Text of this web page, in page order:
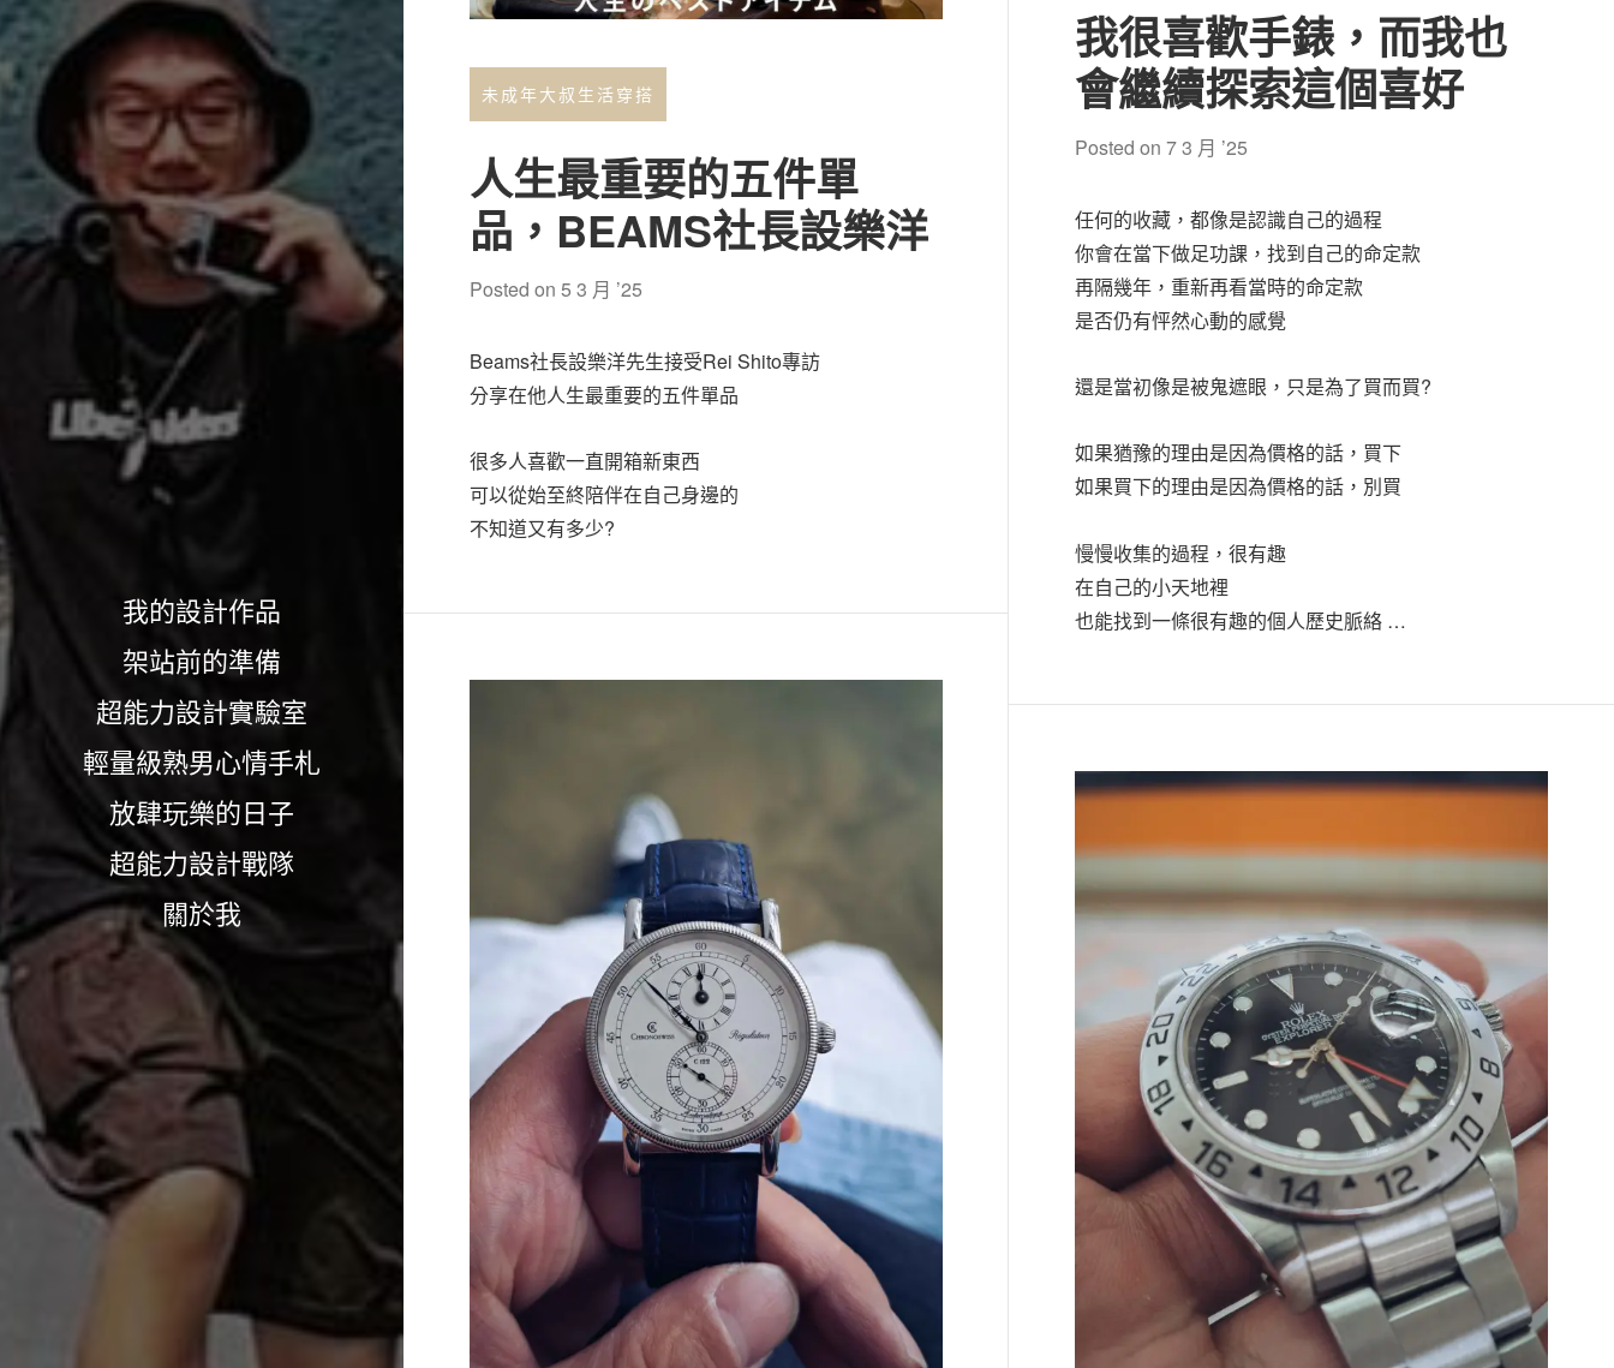
我的設計作品
架站前的準備
超能力設計實驗室
輕量級熟男心情手札
放肆玩樂的日子
超能力設計戰隊
關於我
我很喜歡手錶，而我也
會繼續探索這個喜好
Posted on7 3 月 ’25
任何的收藏，都像是認識自己的過程
你會在當下做足功課，找到自己的命定款
再隔幾年，重新再看當時的命定款
是否仍有怦然心動的感覺
還是當初像是被鬼遮眼，只是為了買而買?
如果猶豫的理由是因為價格的話，買下
如果買下的理由是因為價格的話，別買
慢慢收集的過程，很有趣
在自己的小天地裡
也能找到一條很有趣的個人歷史脈絡 …
未成年大叔生活穿搭
人生最重要的五件單
品，BEAMS社長設樂洋
Posted on5 3 月 ’25
Beams社長設樂洋先生接受Rei Shito專訪
分享在他人生最重要的五件單品
很多人喜歡一直開箱新東西
可以從始至終陪伴在自己身邊的
不知道又有多少?